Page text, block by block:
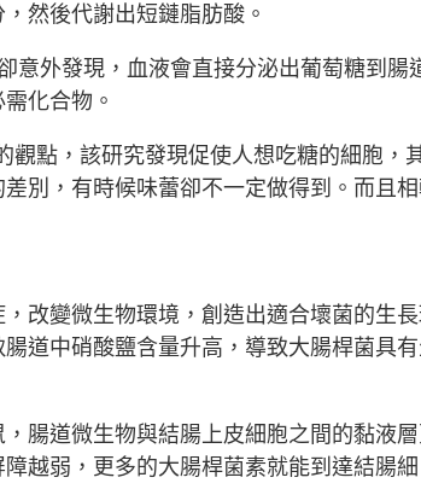
然後代謝出短鏈脂肪酸。
意外發現，血液會直接分泌出葡萄糖到腸
化合物。
觀點，該研究發現促使人想吃糖的細胞，
別，有時候味蕾卻不一定做得到。而且
改變微生物環境，創造出適合壞菌的生
道中硝酸鹽含量升高，導致大腸桿菌具
腸道微生物與結腸上皮細胞之間的黏液
越弱，更多的大腸桿菌素就能到達結腸細